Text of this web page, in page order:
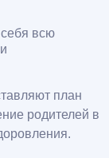
всю
план
родителей в